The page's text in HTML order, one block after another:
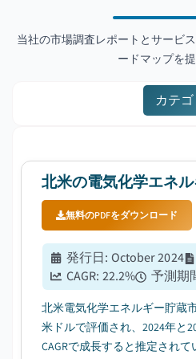
当社の市場調査レポートとサービ
ードマップを
カテゴ
北米の電気化学エネ
無料のPDFをダウンロード
発行日: October 2024
CAGR: 22.2% 予測期
北米電気化学エネルギー貯蔵
米ドルで評価され、2024年と
CAGRで成長すると推定されて